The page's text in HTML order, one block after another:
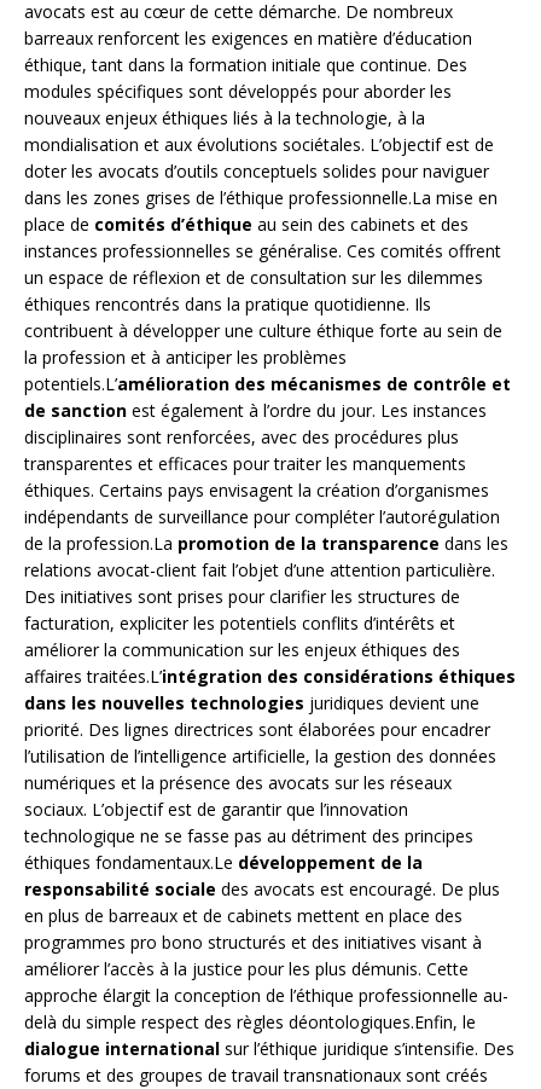
avocats est au cœur de cette démarche. De nombreux
barreaux renforcent les exigences en matière d’éducation
éthique, tant dans la formation initiale que continue. Des
modules spécifiques sont développés pour aborder les
nouveaux enjeux éthiques liés à la technologie, à la
mondialisation et aux évolutions sociétales. L’objectif est de
doter les avocats d’outils conceptuels solides pour naviguer
dans les zones grises de l’éthique professionnelle.La mise en
place de comités d’éthique au sein des cabinets et des
instances professionnelles se généralise. Ces comités offrent
un espace de réflexion et de consultation sur les dilemmes
éthiques rencontrés dans la pratique quotidienne. Ils
contribuent à développer une culture éthique forte au sein de
la profession et à anticiper les problèmes
potentiels.L’amélioration des mécanismes de contrôle et
de sanction est également à l’ordre du jour. Les instances
disciplinaires sont renforcées, avec des procédures plus
transparentes et efficaces pour traiter les manquements
éthiques. Certains pays envisagent la création d’organismes
indépendants de surveillance pour compléter l’autorégulation
de la profession.La promotion de la transparence dans les
relations avocat-client fait l’objet d’une attention particulière.
Des initiatives sont prises pour clarifier les structures de
facturation, expliciter les potentiels conflits d’intérêts et
améliorer la communication sur les enjeux éthiques des
affaires traitées.L’intégration des considérations éthiques
dans les nouvelles technologies juridiques devient une
priorité. Des lignes directrices sont élaborées pour encadrer
l’utilisation de l’intelligence artificielle, la gestion des données
numériques et la présence des avocats sur les réseaux
sociaux. L’objectif est de garantir que l’innovation
technologique ne se fasse pas au détriment des principes
éthiques fondamentaux.Le développement de la
responsabilité sociale des avocats est encouragé. De plus
en plus de barreaux et de cabinets mettent en place des
programmes pro bono structurés et des initiatives visant à
améliorer l’accès à la justice pour les plus démunis. Cette
approche élargit la conception de l’éthique professionnelle au-
delà du simple respect des règles déontologiques.Enfin, le
dialogue international sur l’éthique juridique s’intensifie. Des
forums et des groupes de travail transnationaux sont créés